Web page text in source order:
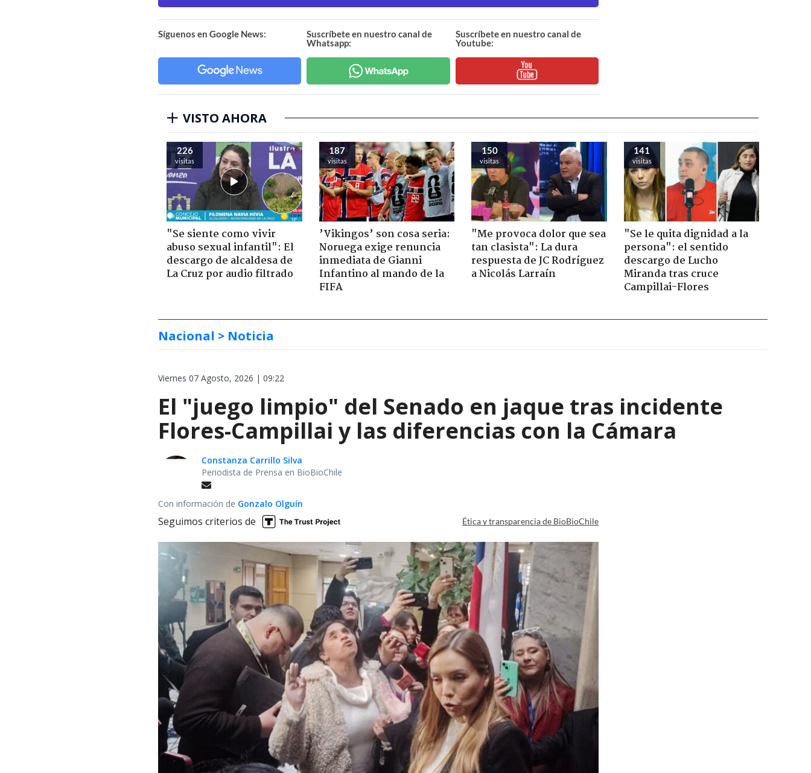
Síguenos en Google News:
Suscríbete en nuestro canal de
Whatsapp:
Suscríbete en nuestro canal de
Youtube:
VISTO AHORA
226
visitas
"Se siente como vivir
abuso sexual infantil": El
descargo de alcaldesa de
La Cruz por audio filtrado
187
visitas
’Vikingos’ son cosa seria:
Noruega exige renuncia
inmediata de Gianni
Infantino al mando de la
FIFA
150
visitas
"Me provoca dolor que sea
tan clasista": La dura
respuesta de JC Rodríguez
a Nicolás Larraín
141
visitas
"Se le quita dignidad a la
persona": el sentido
descargo de Lucho
Miranda tras cruce
Campillai-Flores
Nacional > Noticia
Viernes 07 Agosto, 2026 | 09:22
El "juego limpio" del Senado en jaque tras incidente
Flores-Campillai y las diferencias con la Cámara
Constanza Carrillo Silva
Periodista de Prensa en BioBioChile
Con información de Gonzalo Olguín
Seguimos criterios de Ética y transparencia de BioBioChile